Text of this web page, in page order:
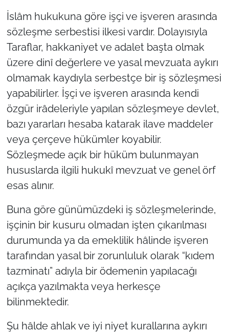
İslâm hukukuna göre işçi ve işveren arasında
sözleşme serbestisi ilkesi vardır. Dolayısıyla
Taraflar, hakkaniyet ve adalet başta olmak
üzere dinî değerlere ve yasal mevzuata aykırı
olmamak kaydıyla serbestçe bir iş sözleşmesi
yapabilirler. İşçi ve işveren arasında kendi
özgür irâdeleriyle yapılan sözleşmeye devlet,
bazı yararları hesaba katarak ilave maddeler
veya çerçeve hükümler koyabilir.
Sözleşmede açık bir hüküm bulunmayan
hususlarda ilgili hukukî mevzuat ve genel örf
esas alınır.
Buna göre günümüzdeki iş sözleşmelerinde,
işçinin bir kusuru olmadan işten çıkarılması
durumunda ya da emeklilik hâlinde işveren
tarafından yasal bir zorunluluk olarak “kıdem
tazminatı” adıyla bir ödemenin yapılacağı
açıkça yazılmakta veya herkesçe
bilinmektedir.
Şu hâlde ahlak ve iyi niyet kurallarına aykırı